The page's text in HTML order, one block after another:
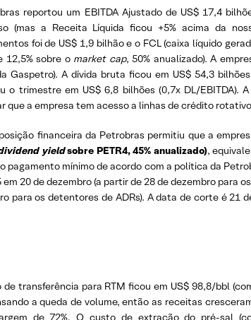
reportou um EBITDA Ajustado de US$ 17,4
(mas a Receita Líquida ficou +5% acima da
foi de US$ 1,9 bilhão e o FCL (caixa líquido
12,5% sobre o market cap, 50% anualizado). A
Gaspetro). A dívida bruta ficou em US$ 54,3
o trimestre em US$ 6,8 bilhões (0,7x DL/
que a empresa tem acesso a linhas de crédito
financeira da Petrobras permitiu que a
yieldsobre PETR4, 45% anualizado),
pagamento mínimo de acordo com a política da
em 20 de dezembro (a partir de 28 de dezembro para
para os detentores de ADRs). A data de corte é 21
de transferência para RTM ficou em US$ 98,8/bbl
a queda de volume, então as receitas
de 72%. O custo de extração do pré-sal